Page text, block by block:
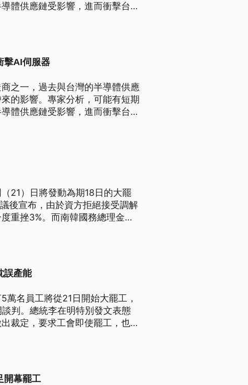
體供應鏈受影響，進而衝擊台灣
擊AI伺服器
之一，過去與台灣的半導體供應
的影響。專家分析，可能有短期
體供應鏈受影響，進而衝擊台灣
21）日將發動為期18日的大罷
後宣布，由於資方拒絕接受調解
重挫3%。而南韓國務總理金民
旋。
誤產能
名員工將從21日開始大罷工，
判。總統李在明特別發文表態
裁定，要求工會即使罷工，也不
開幕罷工